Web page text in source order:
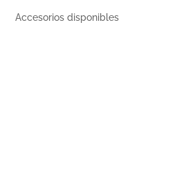
Accesorios disponibles